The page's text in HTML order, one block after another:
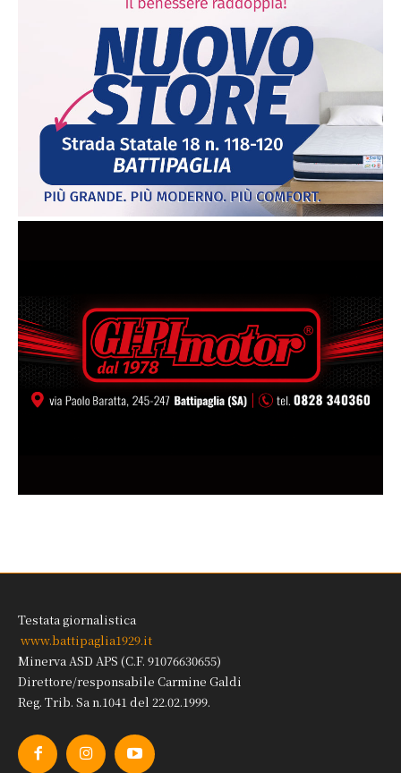
Testata giornalistica
www.battipaglia1929.it
Minerva ASD APS (C.F. 91076630655)
Direttore/responsabile Carmine Galdi
Reg. Trib. Sa n.1041 del 22.02.1999.